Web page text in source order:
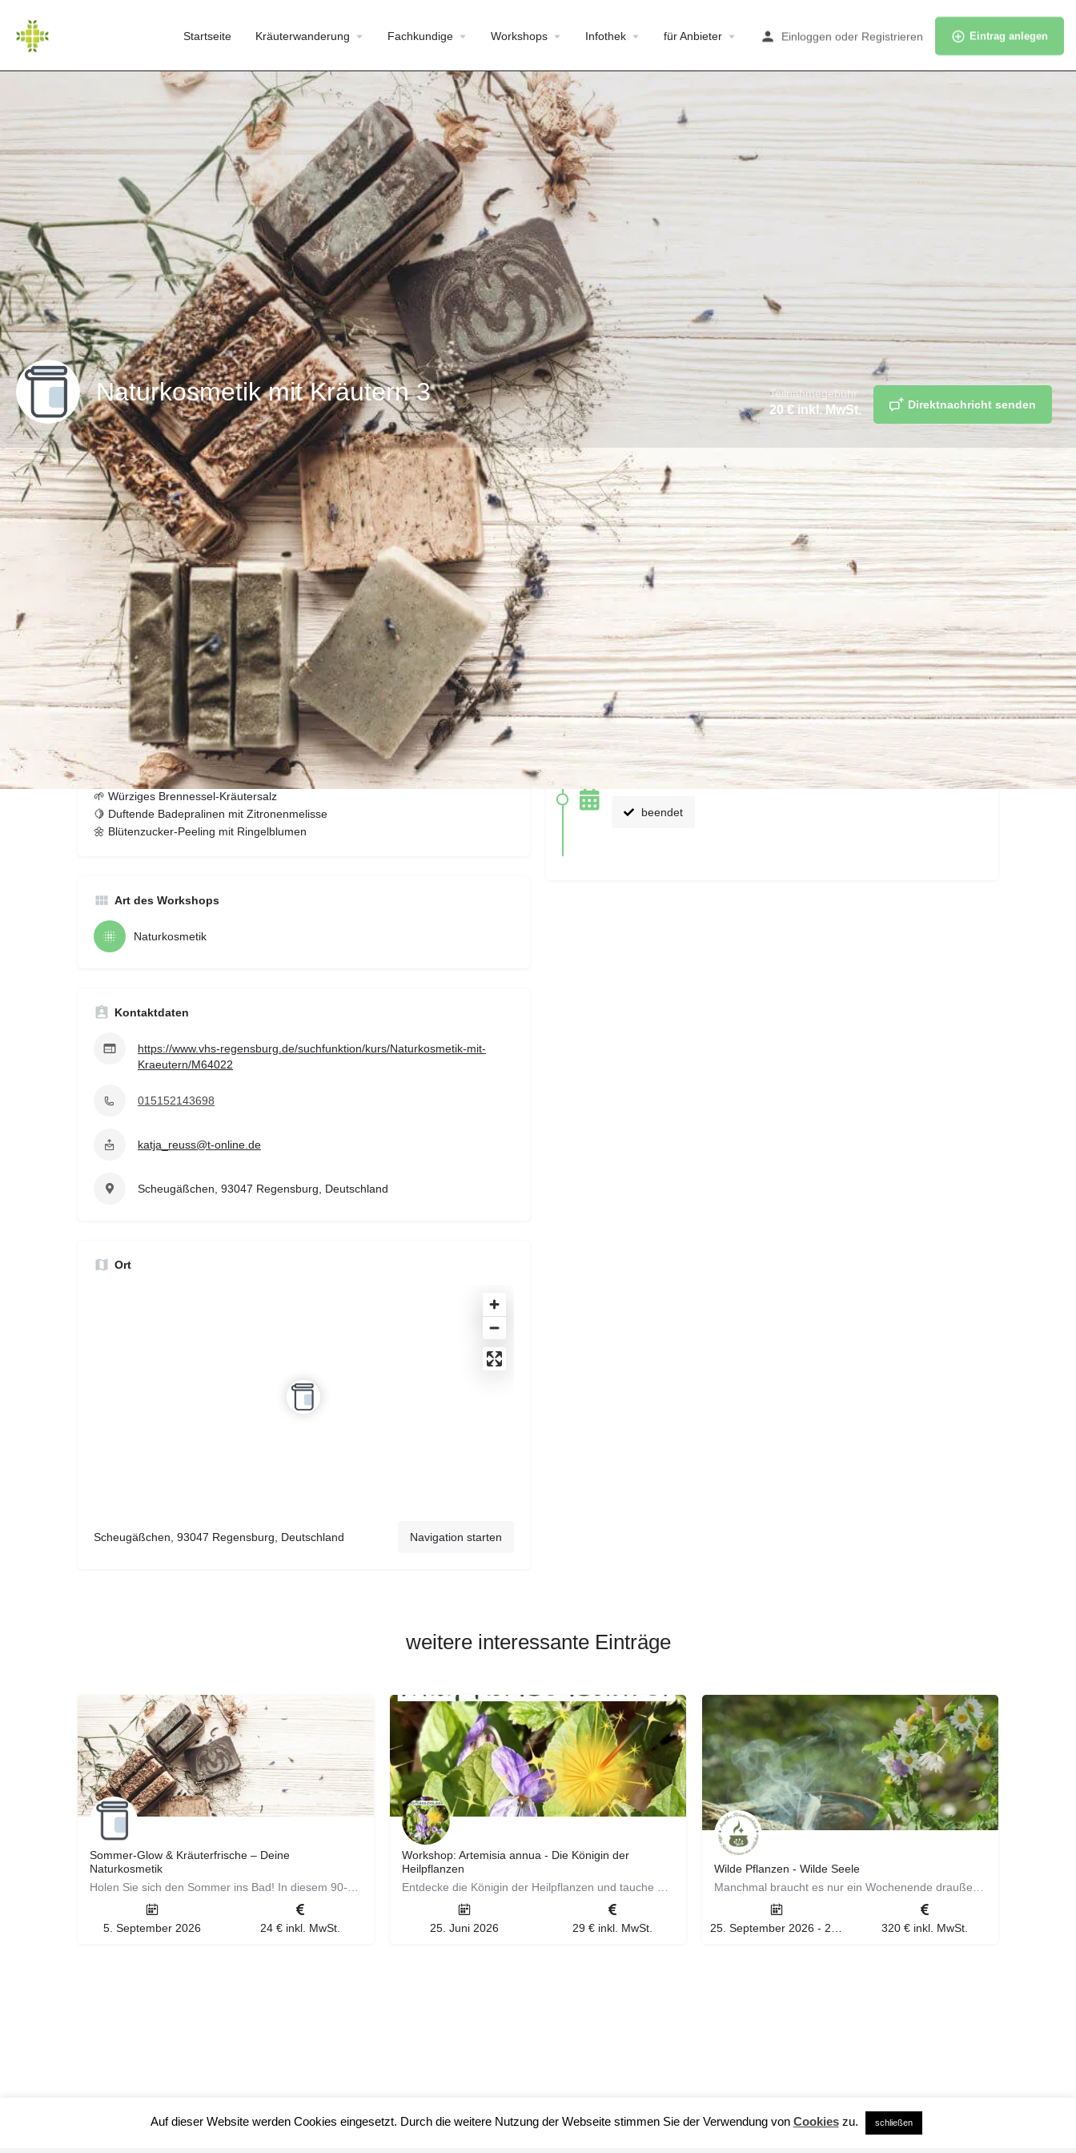
Startseite Kräuterwanderung Fachkundige Workshops Infothek für Anbieter Einloggen oder Registrieren Eintrag anlegen
Naturkosmetik mit Kräutern 3 Teilnahmegebühr
20€ inkl. MwSt. Direktnachricht senden
Profil Bewertungen 0
Direktnachricht senden zur Webseite E-Mail senden anrufen teilen merken
Details zum Workshop
Du möchtest wissen, was in deiner Kosmetik steckt, und die Kraft heimischer
Pflanzen nutzen? In diesem kreativen Kompakt-Workshop tauchen wir gemeinsam
in die Welt der Kräuterpädagogik ein!
​Zunächst erfährst du das Wichtigste über die Verwendung verschiedener Kräuter
in der Heilkunde und für die Küche. Danach legen wir direkt los und stellen
hochwertige, rein natürliche Pflegeprodukte und kleine Genuss-Schätze für zu
Hause her:
​🌿 Pflegende Schafgarbensalbe
​🌱 Würziges Brennessel-Kräutersalz
​🍋 Duftende Badepralinen mit Zitronenmelisse
​🌼 Blütenzucker-Peeling mit Ringelblumen
Art des Workshops
Naturkosmetik
Kontaktdaten
https://www.vhs-regensburg.de/suchfunktion/kurs/Naturkosmetik-mit-
Kraeutern/M64022
015152143698
katja_reuss@t-online.de
Scheugäßchen, 93047 Regensburg, Deutschland
Ort
Scheugäßchen, 93047 Regensburg, Deutschland Navigation starten
20 € inkl. MwSt.
die nächsten Termine
18. Juli 2026 10:00 - 11:30
beendet
weitere interessante Einträge
Sommer-Glow & Kräuterfrische – Deine
Naturkosmetik
Holen Sie sich den Sommer ins Bad! In diesem 90-minütigen Workshop kreieren Sie ein erfrischendes Pflegeset,…
5. September 2026 24 € inkl. MwSt.
Workshop: Artemisia annua - Die Königin der
Heilpflanzen
Entdecke die Königin der Heilpflanzen und tauche mit ein in die faszinierende Welt der Artemisia annua. In…
25. Juni 2026 29 € inkl. MwSt.
Wilde Pflanzen - Wilde Seele
Manchmal braucht es nur ein Wochenende draußen in der Natur, um wieder Boden unter den Füßen zu spüren. Du…
25. September 2026 - 27. September 2026 320 € inkl. MwSt.
Auf dieser Website werden Cookies eingesetzt. Durch die weitere Nutzung der Webseite stimmen Sie der Verwendung von Cookieszu. schließen